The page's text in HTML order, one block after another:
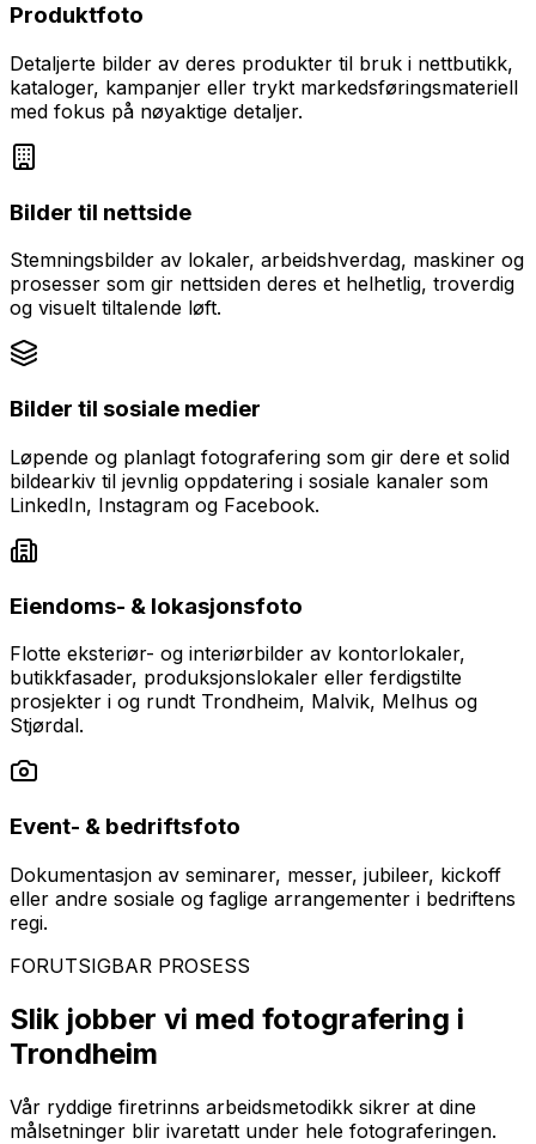
Produktfoto
Detaljerte bilder av deres produkter til bruk i nettbutikk,
kataloger, kampanjer eller trykt markedsføringsmateriell
med fokus på nøyaktige detaljer.
Bilder til nettside
Stemningsbilder av lokaler, arbeidshverdag, maskiner og
prosesser som gir nettsiden deres et helhetlig, troverdig
og visuelt tiltalende løft.
Bilder til sosiale medier
Løpende og planlagt fotografering som gir dere et solid
bildearkiv til jevnlig oppdatering i sosiale kanaler som
LinkedIn, Instagram og Facebook.
Eiendoms- & lokasjonsfoto
Flotte eksteriør- og interiørbilder av kontorlokaler,
butikkfasader, produksjonslokaler eller ferdigstilte
prosjekter i og rundt Trondheim, Malvik, Melhus og
Stjørdal.
Event- & bedriftsfoto
Dokumentasjon av seminarer, messer, jubileer, kickoff
eller andre sosiale og faglige arrangementer i bedriftens
regi.
FORUTSIGBAR PROSESS
Slik jobber vi med fotografering i
Trondheim
Vår ryddige firetrinns arbeidsmetodikk sikrer at dine
målsetninger blir ivaretatt under hele fotograferingen.